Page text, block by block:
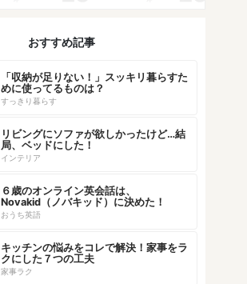
おすすめ記事
「収納が足りない！」スッキリ暮らすた
めに使ってるものは？
すっきり暮らす
リビングにソファが欲しかったけど…結
局、ベッドにした！
インテリア
６歳のオンライン英会話は、
Novakid（ノバキッド）に決めた！
おうち英語
キッチンの悩みをコレで解決！家事をラ
クにした７つの工夫
家事ラク